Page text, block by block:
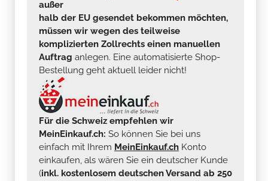
außer
halb der EU gesendet bekommen möchten,
müssen wir wegen des teilweise
komplizierten Zollrechts einen manuellen
Auftrag anlegen. Eine automatisierte Shop-
Bestellung geht aktuell leider nicht!
Für die Schweiz empfehlen wir
MeinEinkauf.ch: So können Sie bei uns
einfach mit Ihrem MeinEinkauf.ch Konto
einkaufen, als wären Sie ein deutscher Kunde
(inkl. kostenlosem deutschen Versand ab 250